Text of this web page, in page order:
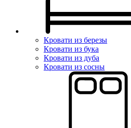
Кровати из березы
Кровати из бука
Кровати из дуба
Кровати из сосны